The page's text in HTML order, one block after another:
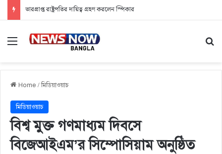
ভারপ্রাপ্ত রাষ্ট্রপতির দায়িত্ব গ্রহণ করলেন স্পিকার
Menu
Home /মিডিয়াওয়াচ
মিডিয়াওয়াচ
বিশ্ব মুক্ত গণমাধ্যম দিবসে
বিজেআইএম’র সিম্পোসিয়াম অনুষ্ঠিত